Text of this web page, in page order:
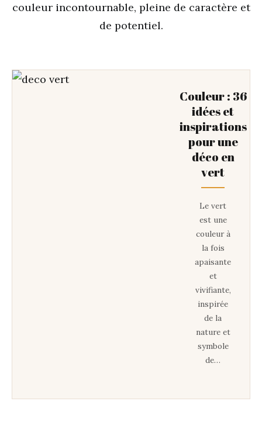
couleur incontournable, pleine de caractère et
de potentiel.
Couleur : 36
idées et
inspirations
pour une
déco en
vert
Le vert
est une
couleur à
la fois
apaisante
et
vivifiante,
inspirée
de la
nature et
symbole
de…